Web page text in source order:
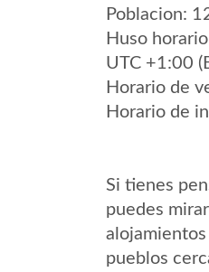
Poblacion:
Huso
UTC +1:00
Horario de
Horario de
Si tienes
puedes
pueblos